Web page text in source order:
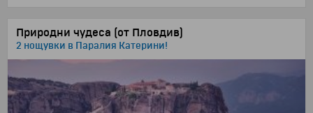
Природни чудеса (от Пловдив)
2 нощувки в Паралия Катерини!